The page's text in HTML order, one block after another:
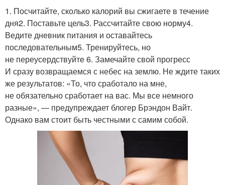
1. Посчитайте, сколько калорий вы сжигаете в течение
дня2. Поставьте цель3. Рассчитайте свою норму4.
Ведите дневник питания и оставайтесь
последовательным5. Тренируйтесь, но
не переусердствуйте 6. Замечайте свой прогресс
И сразу возвращаемся с небес на землю. Не ждите таких
же результатов: «То, что сработало на мне,
не обязательно сработает на вас. Мы все немного
разные», — предупреждает блогер Брэндон Вайт.
Однако вам стоит быть честными с самим собой.